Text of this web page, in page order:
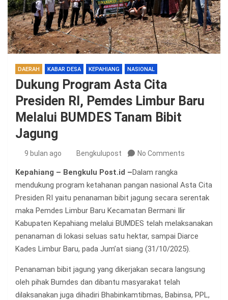
DAERAH KABAR DESA KEPAHIANG NASIONAL
Dukung Program Asta Cita
Presiden RI, Pemdes Limbur Baru
Melalui BUMDES Tanam Bibit
Jagung
9 bulan ago Bengkulupost No Comments
Kepahiang – Bengkulu Post.id –Dalam rangka
mendukung program ketahanan pangan nasional Asta Cita
Presiden RI yaitu penanaman bibit jagung secara serentak
maka Pemdes Limbur Baru Kecamatan Bermani Ilir
Kabupaten Kepahiang melalui BUMDES telah melaksanakan
penanaman di lokasi seluas satu hektar, sampai Diarce
Kades Limbur Baru, pada Jum’at siang (31/10/2025).
Penanaman bibit jagung yang dikerjakan secara langsung
oleh pihak Bumdes dan dibantu masyarakat telah
dilaksanakan juga dihadiri Bhabinkamtibmas, Babinsa, PPL,